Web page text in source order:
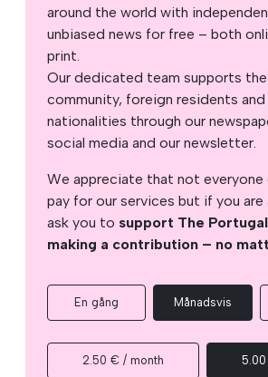
around the world with
unbiased news for free – both
print.
Our dedicated team supports
community, foreign residents
nationalities through our
social media and our newsletter.
We appreciate that not
pay for our services but if you are
ask you to support The
making a contribution – no
En gång Månadsvis
2.50 € / month